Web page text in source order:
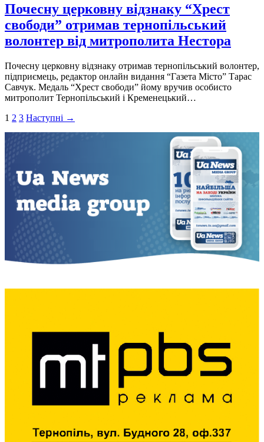
Почесну церковну відзнаку “Хрест
свободи” отримав тернопільський
волонтер від митрополита Нестора
Почесну церковну вiдзнаку отримав тернопiльський волонтер,
пiдприємець, редактор онлайн видання “Газета Мiсто” Тарас
Савчук. Медаль “Хрест свободи” йому вручив особисто
митрополит Тернопiльський i Кременецький…
Пагінація
записів
1 2 3 Наступні →